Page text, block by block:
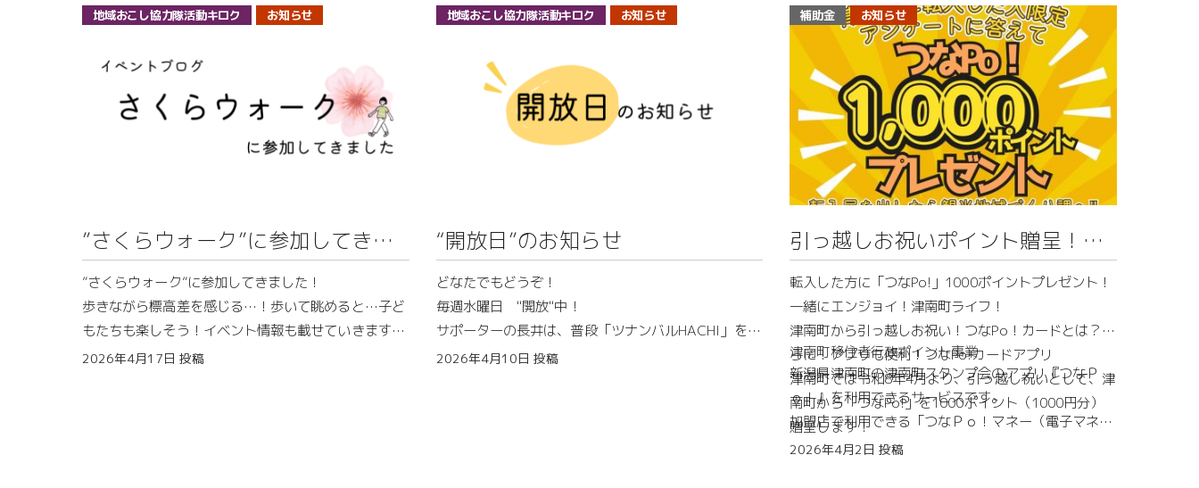
題して、【萌木の里再建プロジェクト】おてつたび第
今回数回に分けてこの「萌木の里再建プロジェクト」
をおてつたびにて実施します。
第一弾は「平日2泊3日プラン」です。
◆日程：2026年7月13日(月)〜7月15日(水)
◆詳細・応募は
りますが、老朽化が進み、施設の修繕が急務となって
大きな修繕を加えるには町の財政は厳しく、誰もが再
建をあきらめかけた矢先・・・
最後の希望をかけて我が観光地域づくり課のメンバー
が立ち上がることとなりました。
上げようと日々奮闘しております！
「地方創生に関わってみたい」「この夏、特別な体験
がしたい！」という学生の皆さん、ぜひ私たちの仲間
になって力を貸していただけませんか？
それでは、つなっぺ！よろしくね！
みんな～はいこんちょ！
ぼくは、ひまわりから生まれたひまわりの妖精「つな
っぺ」新潟県津南町の観光キャラクターだよ
生まれ故郷はひまわり広場がある芦ヶ崎の沖ノ原台地
で、チャームポイントはこのひまわりの葉っぱの手
趣味はのんびりお散歩で、大好きな食べ物は津南町産
の美味しいお米「コシヒカリ」や、お蕎麦、あんぼな
んだ～！
今日はね、みんなにちょっとドキドキするお知らせを
「つなんの日」と題して、毎月27日に移住相談会を開
催します。
「移住」と聞いてただでさえハードルが高いのに「豪
雪地の津南町になんか移住出来っこない！」そう思う
方は少なくないはず！
そんな方に向けて、移住に関するどんなお相談もお受
けいたします！
◇開催日
７日は除く）
◇相談時間
１８：００～１９：００
◇開催方法
オンライン（zoom）下記、お申込みフォームよりご
予約ください。
ハワイや沖縄、北海道など津々浦々全国を下見しまし
しかし、なかなか決断に至らず、「移住なんて、無理
だな～年取ってからかな～」と諦めかけたこともあり
ました。
そんな私の移住に至るまでの経験や津南町に移住を決
ご相談いただける皆様に寄り添った移住相談を行いた
いと思います。
まだ先の話と思っているそこのアナタ！
ぜひ、お気軽に移住相談にお申込みください。
皆様のご相談をお待ちしております。
地域おこし協力隊活動キロク お知らせ
”さくらウォーク”に参加してきま
した！
”さくらウォーク”に参加してきました！
歩きながら標高差を感じる…！歩いて眺めると…子ど
もたちも楽しそう！イベント情報も載せていきます！
協力隊の増岡さんが主催チームにいるということで案
2026年4月17日 投稿
地域おこし協力隊活動キロク お知らせ
“開放日”のお知らせ
どなたでもどうぞ！
毎週水曜日 "開放"中！
サポーターの長井は、普段「ツナンバルHACHI」をサ
ポーター事務所として活用しています。
2026年4月10日 投稿
補助金 お知らせ
引っ越しお祝いポイント贈呈！よ
うこそ！津南町へ！
転入した方に「つなPo!」1000ポイントプレゼント！
一緒にエンジョイ！津南町ライフ！
津南町から引っ越しお祝い！つなPo！カードとは？さ
らに！アプリも便利！つなPo!カードアプリ
津南町では令和8年4月より、引っ越し祝いとして、津
南町から「つなPo!」を1000ポイント（1000円分）
贈呈します！
津南町移住者行政ポイント事業
新潟県津南町の津南町スタンプ会のアプリ『つなＰ
ｏ！』を利用できるサービスです。
加盟店で利用できる「つなＰｏ！マネー（電子マネ
ー）」や「つなＰｏ！ポイント」が、「つなＰｏ！カ
2026年4月2日 投稿